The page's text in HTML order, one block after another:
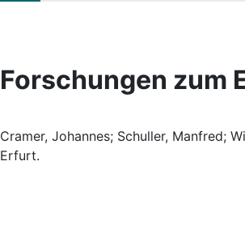
Forschungen zum
Cramer, Johannes; Schuller, Manfred;
Erfurt.